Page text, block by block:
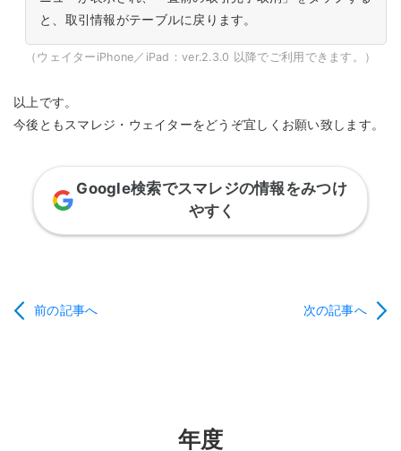
と、取引情報がテーブルに戻ります。
（ウェイターiPhone／iPad：ver.2.3.0 以降でご利用できます。）
以上です。
今後ともスマレジ・ウェイターをどうぞ宜しくお願い致します。
Google検索でスマレジの情報をみつけ
やすく
前の記事へ 次の記事へ
年度